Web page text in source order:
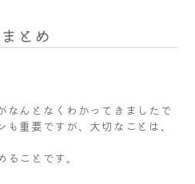
とめ
なんとなくわかってきましたで
重要ですが、大切なことは、
ことです。